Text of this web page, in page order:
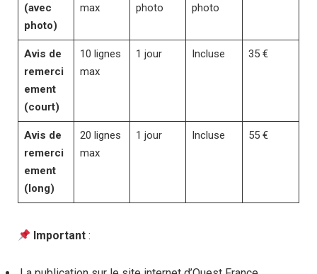
(avec
photo)
max
photo
photo
Avis de
remerci
ement
(court)
10 lignes
max
1 jour Incluse 35 €
Avis de
remerci
ement
(long)
20 lignes
max
1 jour Incluse 55 €
Important :